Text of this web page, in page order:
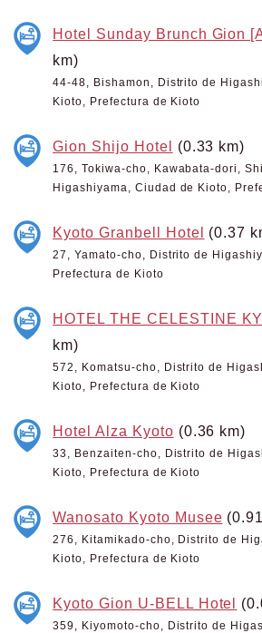
Hotel Sunday Brunch Gion
km)
44-48, Bishamon, Distrito de
Kioto, Prefectura de Kioto
Gion Shijo Hotel (0.33 km)
176, Tokiwa-cho, Kawabata-dori,
Higashiyama, Ciudad de Kioto,
Kyoto Granbell Hotel (0.37
27, Yamato-cho, Distrito de
Prefectura de Kioto
HOTEL THE CELESTINE
km)
572, Komatsu-cho, Distrito de
Kioto, Prefectura de Kioto
Hotel Alza Kyoto (0.36 km)
33, Benzaiten-cho, Distrito de
Kioto, Prefectura de Kioto
Wanosato Kyoto Musee
276, Kitamikado-cho, Distrito de
Kioto, Prefectura de Kioto
Kyoto Gion U-BELL Hotel
359, Kiyomoto-cho, Distrito de